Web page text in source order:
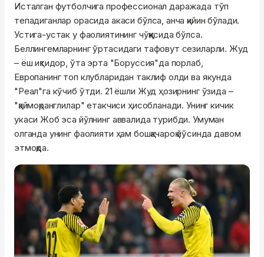
Исталган футболчига профессионал даражада тўп
тепадиганлар орасида акаси бўлса, анча қийин бўлади.
Устига-устак у фаолиятининг чўққисида бўлса.
Беллингемларнинг ўртасидаги тафовут сезиларли. Жуд
– ёш иқтидор, ўта эрта "Боруссия"да порлаб,
Европанинг топ клубларидан таклиф олди ва якунда
"Реал"га кўчиб ўтди. 21 ёшли Жуд ҳозирнинг ўзида –
"қаймоқранглилар" етакчиси ҳисобланади. Унинг кичик
укаси Жоб эса йўлнинг аввалида турибди. Умуман
олганда унинг фаолияти ҳам бошқачароқ йўсинда давом
этмоқда.